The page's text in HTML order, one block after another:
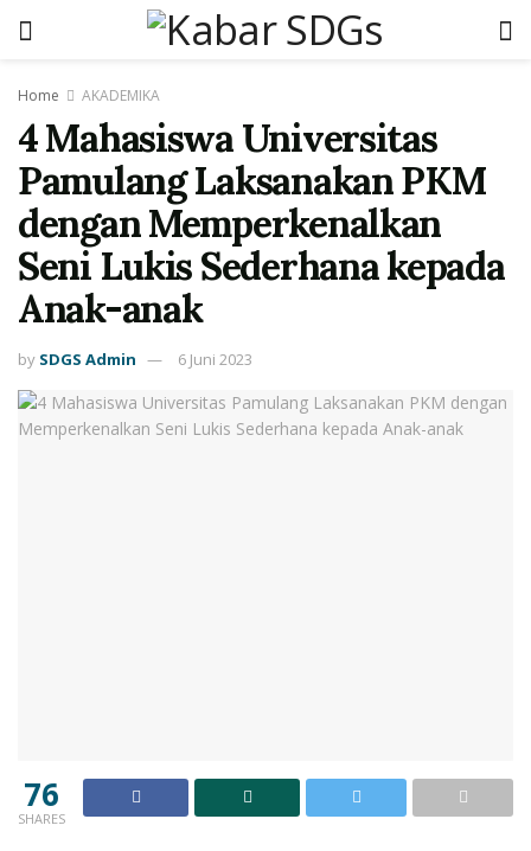
Home AKADEMIKA
4 Mahasiswa Universitas
Pamulang Laksanakan PKM
dengan Memperkenalkan
Seni Lukis Sederhana kepada
Anak-anak
by SDGS Admin 6 Juni 2023
76
SHARES